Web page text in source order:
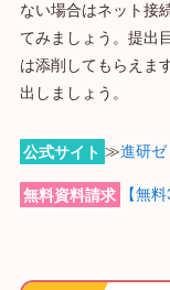
ない場合はネット接
てみましょう。提出
は添削してもらえま
出しましょう。
公式サイト ≫進研
無料資料請求 【無